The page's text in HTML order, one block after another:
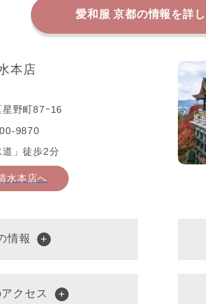
愛和服 京都の情報を詳
本店
野町87ｰ16
9870
」徒歩2分
水本店へ
情報
クセス